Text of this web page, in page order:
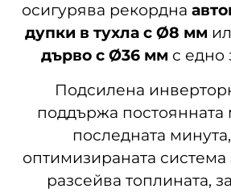
осигурява рекордна
дупки в тухла с Ø8 мм
дърво с Ø36 мм с едно
Подсилена
поддържа
последната
оптимизираната
разсейва топлината,